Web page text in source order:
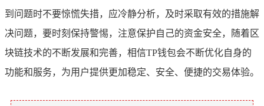
到问题时不要惊慌失措，应冷静分析，及时采取有效的措施解
决问题，要时刻保持警惕，注意保护自己的资金安全，随着区
块链技术的不断发展和完善，相信TP钱包会不断优化自身的
功能和服务，为用户提供更加稳定、安全、便捷的交易体验。